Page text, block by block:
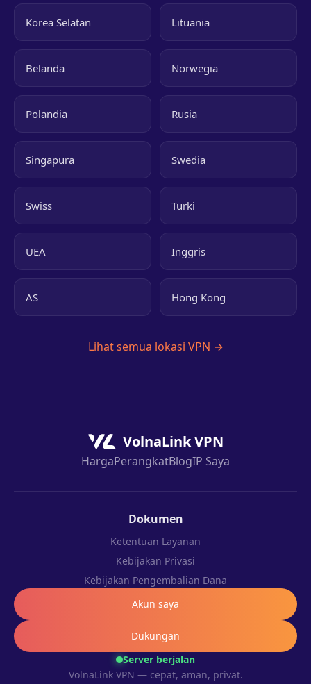
Korea Selatan Lituania
Belanda Norwegia
Polandia Rusia
Singapura Swedia
Swiss Turki
UEA Inggris
AS Hong Kong
Lihat semua lokasi VPN →
VolnaLink VPN
HargaPerangkatBlogIP Saya
Server berjalan
VolnaLink VPN — cepat, aman, privat.
Dokumen
Ketentuan Layanan
Kebijakan Privasi
Kebijakan Pengembalian Dana
Akun saya
Dukungan